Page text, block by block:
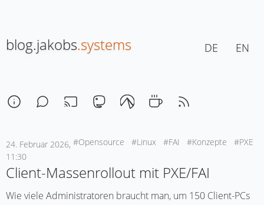
blog.jakobs.systems DE EN
#Opensource #Linux #FAI #Konzepte #PXE
24. Februar 2026,
11:30
Client-Massenrollout mit PXE/FAI
Wie viele Administratoren braucht man, um 150 Client-PCs